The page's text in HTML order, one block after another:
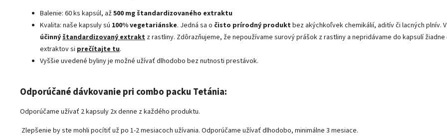
Balenie: 60 ks kapsúl, až500 mg štandardizovaného extraktu
Kvalita: naše kapsuly sú 100% vegetariánske. Jedná sa o čisto prírodný produktbez akýchkoľvek chemikálií, aditív či lacných plnív.
účinnýštandardizovaný extrakt z rastliny. Zdôrazňujeme, že nepoužívame surový prášok z rastliny a nepridávame do kapsulí
extraktov si prečítajte tu.
Vyššie uvedené byliny je možné užívať dlhodobo bez nutnosti prestávok.
Odporúčané dávkovanie pri combo packu Tetánia:
Odporúčame užívať 2 kapsuly 2x denne z každého produktu.
Zlepšenie by ste mohli pocítiť už po 1-2 mesiacoch užívania. Odporúčame užívať dlhodobo, minimálne 3 mesiace.